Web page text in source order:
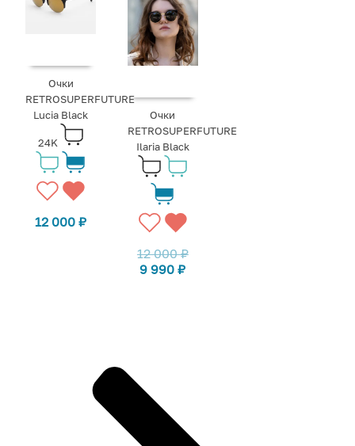
Очки
RETROSUPERFUTURE
Lucia Black
24K
12 000₽
Очки
RETROSUPERFUTURE
Ilaria Black
12 000₽
9 990₽